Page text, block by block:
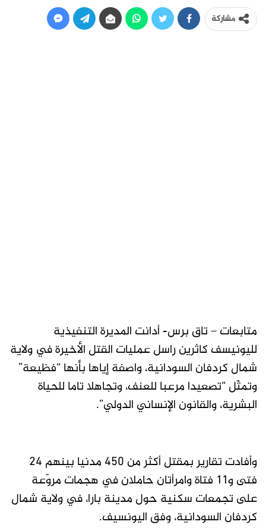
مشاركة
متابعات – تاق برس- أدانت المديرة التنفيذية
لليونيسف كاثرين راسل عمليات القتل الأخيرة في ولاية
شمال كردفان السودانية، واصفة إياها بأنها “فظيعة”
وتمثّل “تصعيدا مرعبا للعنف، وتجاهلا تاما للحياة
البشرية، والقانون الإنساني الدولي”.
وأفادت تقارير بمقتل أكثر من 450 مدنيا بينهم 24
فتى و11 فتاة وامرأتان حاملان في هجمات مروّعة
على تجمعات سكنية حول مدينة بارا، في ولاية شمال
كردفان السودانية، وفق اليونسيف.